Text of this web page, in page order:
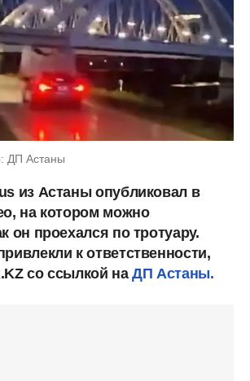
ДП Астаны
из Астаны опубликовал в
на котором можно
он проехался по тротуару.
к ответственности,
со ссылкой наДП Астаны.